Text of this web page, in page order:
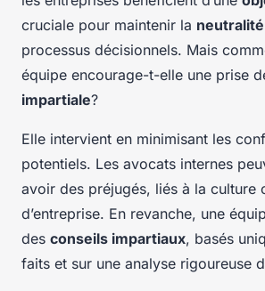
cruciale pour maintenir la neutralité
processus décisionnels. Mais
équipe encourage-t-elle une prise
impartiale?
Elle intervient en minimisant les
potentiels. Les avocats internes
avoir des préjugés, liés à la culture
d’entreprise. En revanche, une
des conseils impartiaux, basés
faits et sur une analyse rigoureuse